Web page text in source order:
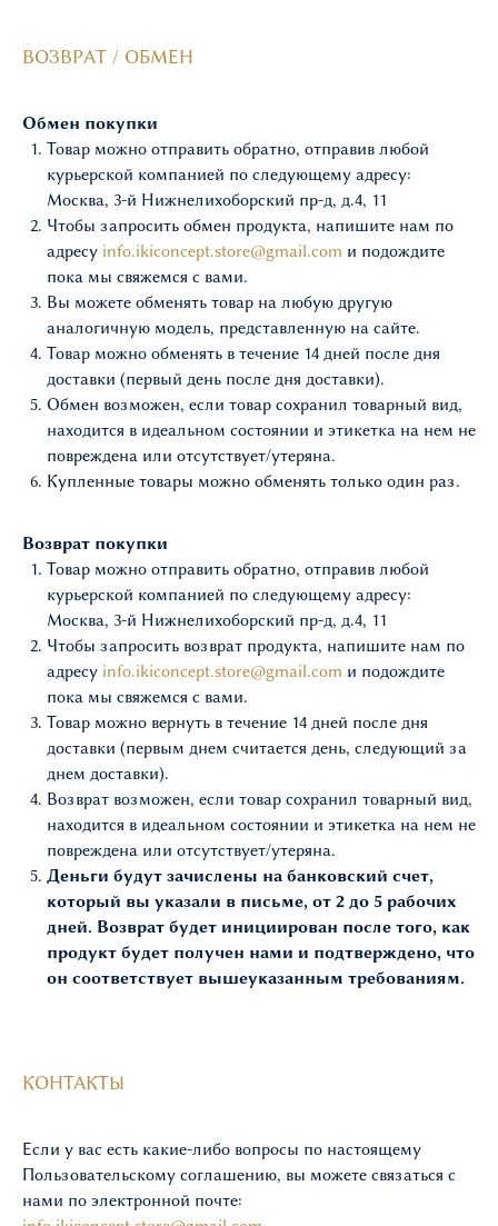
ВОЗВРАТ / ОБМЕН
Обмен покупки
Товар можно отправить обратно, отправив любой
курьерской компанией по следующему адресу:
Москва, 3-й Нижнелихоборский пр-д, д.4, 11
Чтобы запросить обмен продукта, напишите нам по
адресу info.ikiconcept.store@gmail.com и подождите
пока мы свяжемся с вами.
Вы можете обменять товар на любую другую
аналогичную модель, представленную на сайте.
Товар можно обменять в течение 14 дней после дня
доставки (первый день после дня доставки).
Обмен возможен, если товар сохранил товарный вид,
находится в идеальном состоянии и этикетка на нем не
повреждена или отсутствует/утеряна.
Купленные товары можно обменять только один раз.
Возврат покупки
Товар можно отправить обратно, отправив любой
курьерской компанией по следующему адресу:
Москва, 3-й Нижнелихоборский пр-д, д.4, 11
Чтобы запросить возврат продукта, напишите нам по
адресу info.ikiconcept.store@gmail.com и подождите
пока мы свяжемся с вами.
Товар можно вернуть в течение 14 дней после дня
доставки (первым днем считается день, следующий за
днем доставки).
Возврат возможен, если товар сохранил товарный вид,
находится в идеальном состоянии и этикетка на нем не
повреждена или отсутствует/утеряна.
Деньги будут зачислены на банковский счет,
который вы указали в письме, от 2 до 5 рабочих
дней. Возврат будет инициирован после того, как
продукт будет получен нами и подтверждено, что
он соответствует вышеуказанным требованиям.
КОНТАКТЫ
Если у вас есть какие-либо вопросы по настоящему
Пользовательскому соглашению, вы можете связаться с
нами по электронной почте: